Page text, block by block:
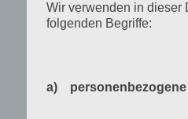
Wir verwenden in dieser
folgenden Begriffe:
a) personenbezogene